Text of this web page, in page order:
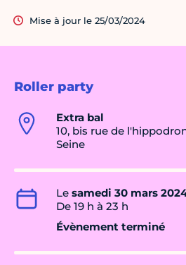
Roller party
Extra bal
10, bis rue de
Seine
Le samedi 30 mars
De 19 h à 23 h
Évènement terminé
Mise à jour le 25/03/2024